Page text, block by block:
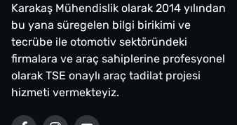
Karakaş Mühendislik olarak 2014 yılından
bu yana süregelen bilgi birikimi ve
tecrübe ile otomotiv sektöründeki
firmalara ve araç sahiplerine profesyonel
olarak TSE onaylı araç tadilat projesi
hizmeti vermekteyiz.